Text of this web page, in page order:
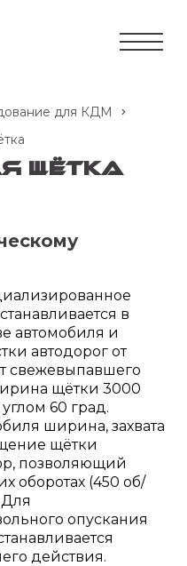
для КДМ
щётка
в
автомобиля и
автодорог от
свежевыпавшего
щётки 3000
60 град.
ширина, захвата
щётки
позволяющий
оборотах (450 об/
опускания
действия.